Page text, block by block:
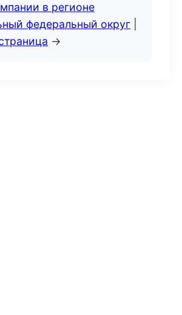
в регионе
федеральный округ
→